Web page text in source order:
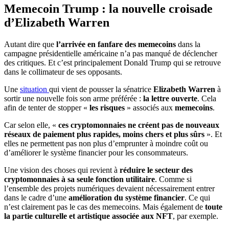
Memecoin Trump : la nouvelle croisade
d’Elizabeth Warren
Autant dire que l’arrivée en fanfare des memecoins dans la
campagne présidentielle américaine n’a pas manqué de déclencher
des critiques. Et c’est principalement Donald Trump qui se retrouve
dans le collimateur de ses opposants.
Une situation qui vient de pousser la sénatrice Elizabeth Warren à
sortir une nouvelle fois son arme préférée : la lettre ouverte. Cela
afin de tenter de stopper « les risques » associés aux memecoins.
Car selon elle, « ces cryptomonnaies ne créent pas de nouveaux
réseaux de paiement plus rapides, moins chers et plus sûrs ». Et
elles ne permettent pas non plus d’emprunter à moindre coût ou
d’améliorer le système financier pour les consommateurs.
Une vision des choses qui revient à réduire le secteur des
cryptomonnaies à sa seule fonction utilitaire. Comme si
l’ensemble des projets numériques devaient nécessairement entrer
dans le cadre d’une amélioration du système financier. Ce qui
n’est clairement pas le cas des memecoins. Mais également de toute
la partie culturelle et artistique associée aux NFT, par exemple.